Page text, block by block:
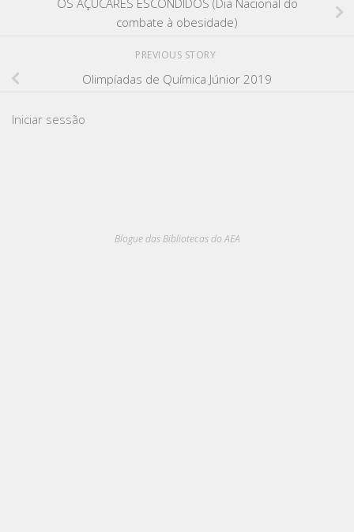
combate à obesidade)
PREVIOUS STORY
Olimpíadas de Química Júnior 2019
Iniciar sessão
Blogue das Bibliotecas do AEA